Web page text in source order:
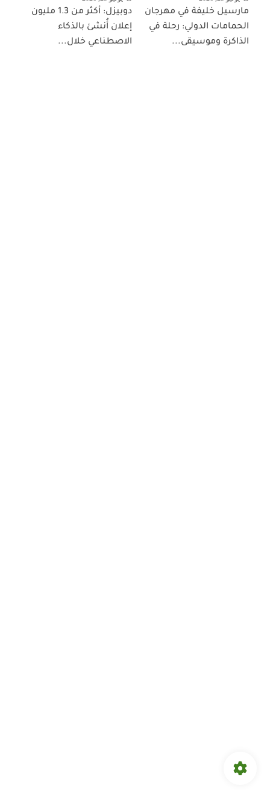
مارسيل خليفة في مهرجان
الحمامات الدولي: رحلة في
الذاكرة وموسيقى...
دوبيزل: أكثر من 1.3 مليون
إعلان أُنشئ بالذكاء
الاصطناعي خلال...